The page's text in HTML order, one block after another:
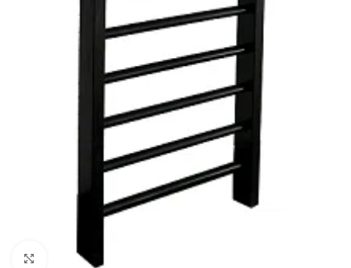
Suurendamiseks klõpsake